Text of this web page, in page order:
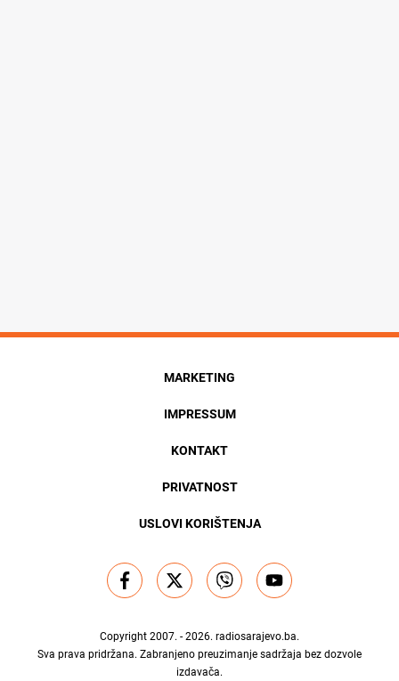
MARKETING
IMPRESSUM
KONTAKT
PRIVATNOST
USLOVI KORIŠTENJA
Copyright 2007. - 2026. radiosarajevo.ba.
Sva prava pridržana. Zabranjeno preuzimanje sadržaja bez dozvole
izdavača.